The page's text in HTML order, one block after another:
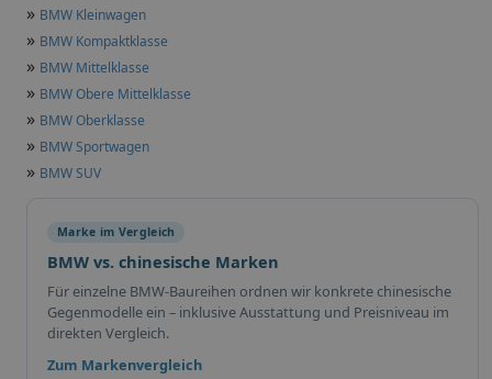
» BMW Kleinwagen
» BMW Kompaktklasse
» BMW Mittelklasse
» BMW Obere Mittelklasse
» BMW Oberklasse
» BMW Sportwagen
» BMW SUV
Marke im Vergleich
BMW vs. chinesische Marken
Für einzelne BMW-Baureihen ordnen wir konkrete chinesische
Gegenmodelle ein – inklusive Ausstattung und Preisniveau im
direkten Vergleich.
Zum Markenvergleich